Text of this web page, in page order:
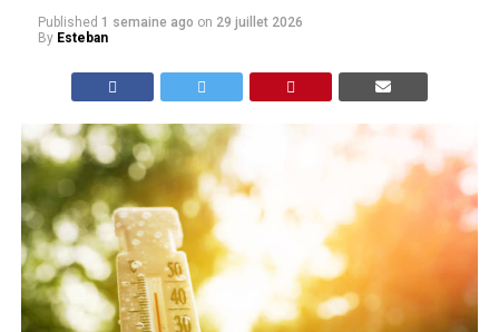
Published 1 semaine ago on 29 juillet 2026
By Esteban